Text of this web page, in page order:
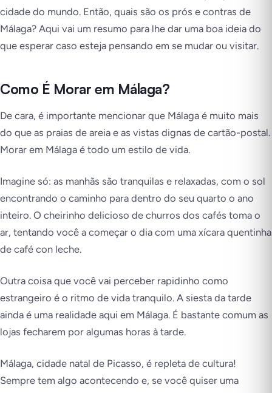
cidade do mundo. Então, quais são os prós e contras de
Málaga? Aqui vai um resumo para lhe dar uma boa ideia do
que esperar caso esteja pensando em se mudar ou visitar.
Como É Morar em Málaga?
De cara, é importante mencionar que Málaga é muito mais
do que as praias de areia e as vistas dignas de cartão-postal.
Morar em Málaga é todo um estilo de vida.
Imagine só: as manhãs são tranquilas e relaxadas, com o sol
encontrando o caminho para dentro do seu quarto o ano
inteiro. O cheirinho delicioso de churros dos cafés toma o
ar, tentando você a começar o dia com uma xícara quentinha
de café con leche.
Outra coisa que você vai perceber rapidinho como
estrangeiro é o ritmo de vida tranquilo. A siesta da tarde
ainda é uma realidade aqui em Málaga. É bastante comum as
lojas fecharem por algumas horas à tarde.
Málaga, cidade natal de Picasso, é repleta de cultura!
Sempre tem algo acontecendo e, se você quiser uma